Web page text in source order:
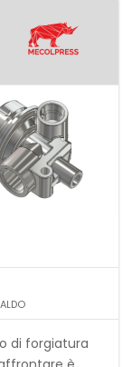
di forgiatura